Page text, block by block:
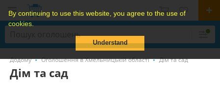
By continuing to use this website, you agree to the use of
cookies.
Understand
Додому Оголошення в Хмельницькій області Дім та сад
Дім та сад